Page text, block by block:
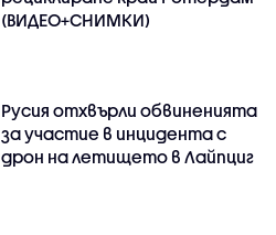
(ВИДЕО+СНИМКИ)
Русия отхвърли обвиненията
за участие в инцидента с
дрон на летището в Лайпциг